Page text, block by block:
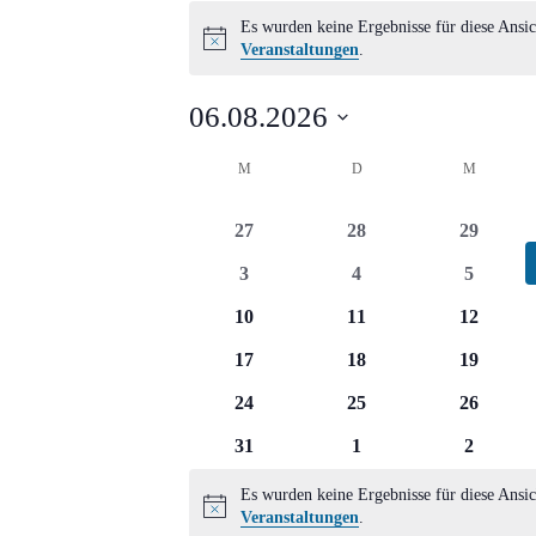
Hinweis
Es wurden keine Ergebnisse für diese
Veranstaltungen.
06.08.2026
Kalender
von
Veranstaltungen
M DDIENSTAG M
0
27
0
28
0
29
0
3
0
4
0
5
0
10
0
11
0
12
0
17
0
18
0
19
0
24
0
25
0
26
0
31
0
1
0
2
Hinweis
Es wurden keine Ergebnisse für diese
Veranstaltungen.